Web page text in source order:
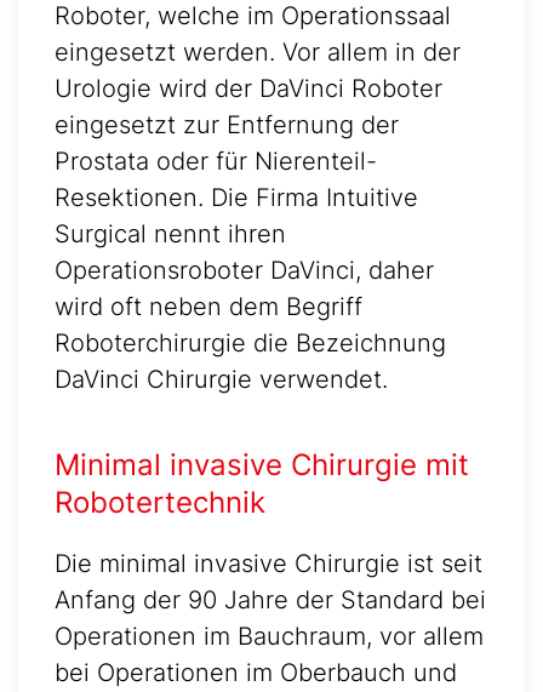
Roboter, welche im Operationssaal
eingesetzt werden. Vor allem in der
Urologie wird der DaVinci Roboter
eingesetzt zur Entfernung der
Prostata oder für Nierenteil-
Resektionen. Die Firma Intuitive
Surgical nennt ihren
Operationsroboter DaVinci, daher
wird oft neben dem Begriff
Roboterchirurgie die Bezeichnung
DaVinci Chirurgie verwendet.
Minimal invasive Chirurgie mit
Robotertechnik
Die minimal invasive Chirurgie ist seit
Anfang der 90 Jahre der Standard bei
Operationen im Bauchraum, vor allem
bei Operationen im Oberbauch und